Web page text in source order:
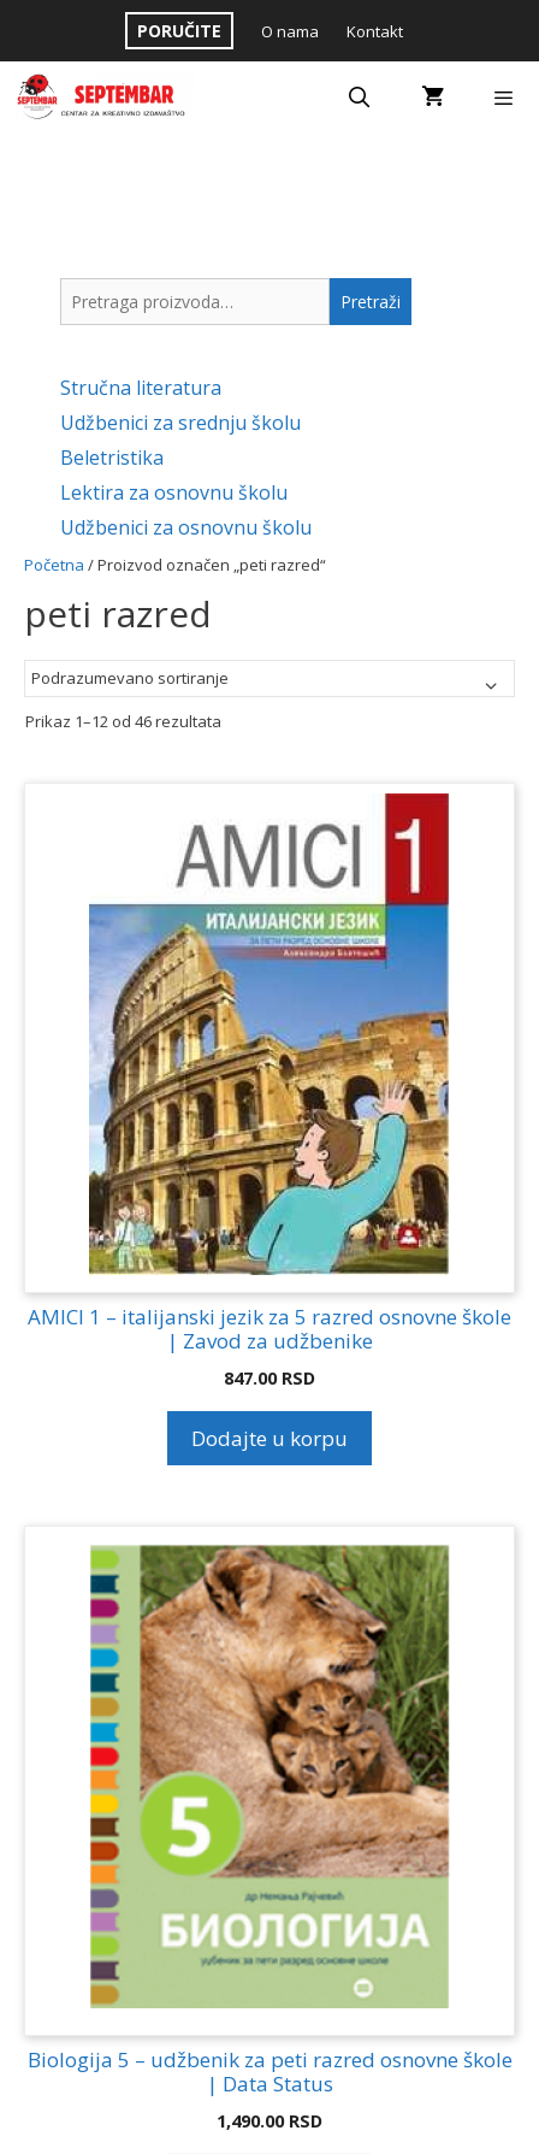
content
PORUČITE O nama Kontakt
Početna / Proizvod označen „peti razred“
peti razred
Prikaz 1–12 od 46 rezultata
AMICI 1 – italijanski jezik za 5 razred osnovne škole
| Zavod za udžbenike
847.00 RSD
Dodajte u korpu
Biologija 5 – udžbenik za peti razred osnovne škole
| Data Status
1,490.00 RSD
Pretraga
za:
Pretraži
Stručna literatura
Udžbenici za srednju školu
Beletristika
Lektira za osnovnu školu
Udžbenici za osnovnu školu